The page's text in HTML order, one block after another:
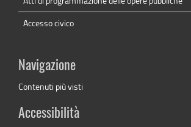
Accesso civico
Navigazione
Contenuti più visti
Accessibilità